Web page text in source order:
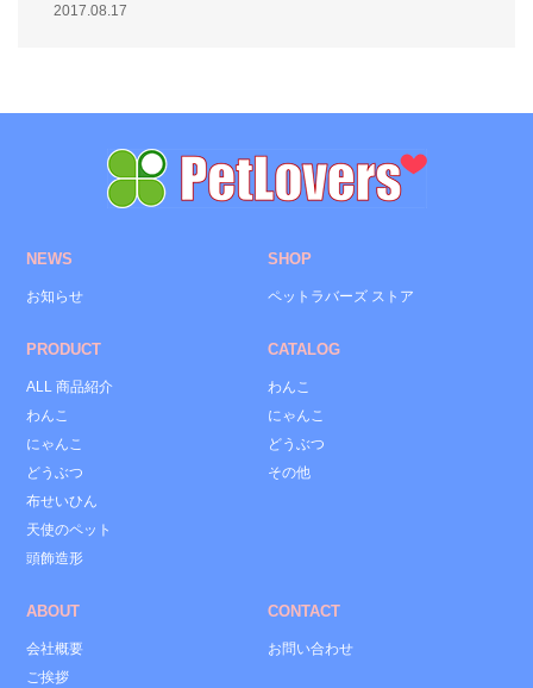
2017.08.17
NEWS
お知らせ
SHOP
ペットラバーズ ストア
PRODUCT
ALL 商品紹介
わんこ
にゃんこ
どうぶつ
布せいひん
天使のペット
頭飾造形
CATALOG
わんこ
にゃんこ
どうぶつ
その他
ABOUT
会社概要
ご挨拶
CONTACT
お問い合わせ